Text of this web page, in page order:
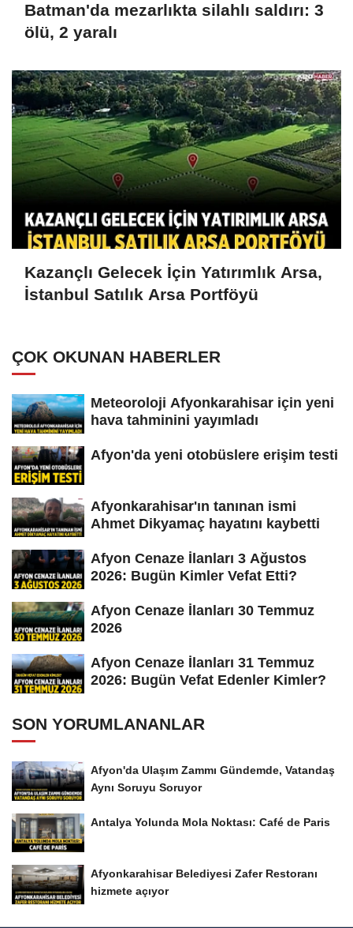
Batman'da mezarlıkta silahlı saldırı: 3
ölü, 2 yaralı
Kazançlı Gelecek İçin Yatırımlık Arsa,
İstanbul Satılık Arsa Portföyü
ÇOK OKUNAN HABERLER
Meteoroloji Afyonkarahisar için yeni
hava tahminini yayımladı
Afyon'da yeni otobüslere erişim testi
Afyonkarahisar'ın tanınan ismi
Ahmet Dikyamaç hayatını kaybetti
Afyon Cenaze İlanları 3 Ağustos
2026: Bugün Kimler Vefat Etti?
Afyon Cenaze İlanları 30 Temmuz
2026
Afyon Cenaze İlanları 31 Temmuz
2026: Bugün Vefat Edenler Kimler?
SON YORUMLANANLAR
Afyon'da Ulaşım Zammı Gündemde, Vatandaş
Aynı Soruyu Soruyor
Antalya Yolunda Mola Noktası: Café de Paris
Afyonkarahisar Belediyesi Zafer Restoranı
hizmete açıyor